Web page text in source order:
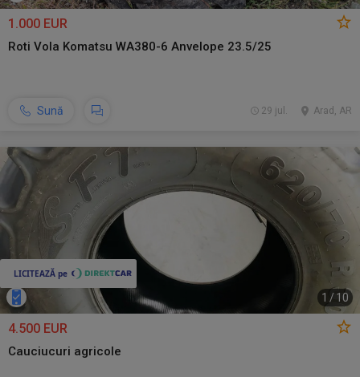
1.000 EUR
Roti Vola Komatsu WA380-6 Anvelope 23.5/25
Sună Arad, AR
29 jul.
1 / 10
4.500 EUR
Cauciucuri agricole